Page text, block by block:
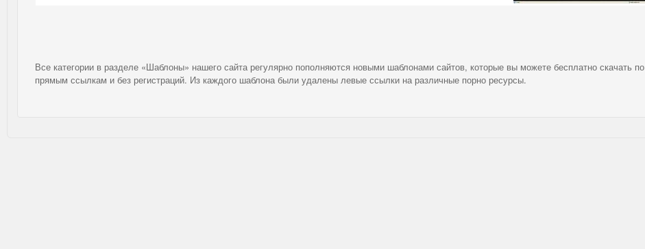
Все категории в разделе «Шаблоны» нашего сайта регулярно пополняются новыми шаблонами сайтов, которые вы можете бесплатно скачать по
прямым ссылкам и без регистраций. Из каждого шаблона были удалены левые ссылки на различные порно ресурсы.